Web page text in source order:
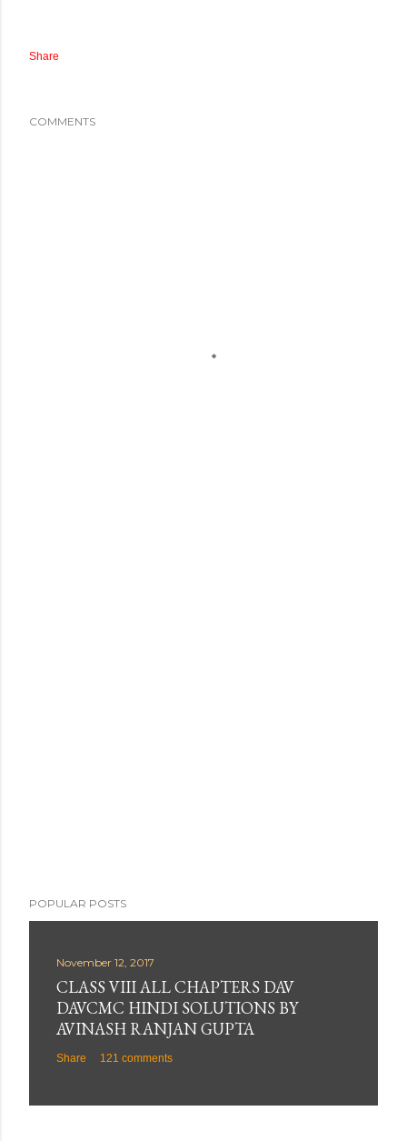
Share
COMMENTS
POPULAR POSTS
November 12, 2017
CLASS VIII ALL CHAPTERS DAV
DAVCMC HINDI SOLUTIONS BY
AVINASH RANJAN GUPTA
Share 121 comments